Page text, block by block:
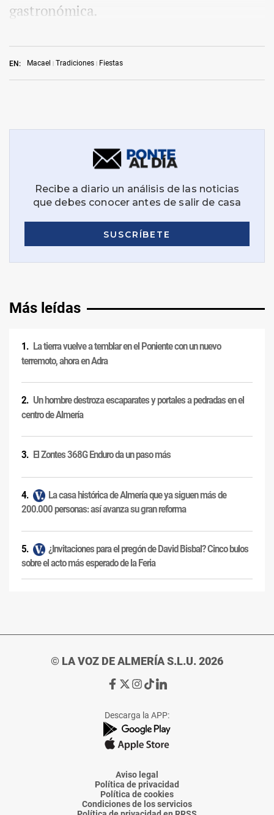
EN: Macael Tradiciones Fiestas
gastronómica.
Más leídas
La tierra vuelve a temblar en el Poniente con un nuevo
terremoto, ahora en Adra
Un hombre destroza escaparates y portales a pedradas en el
centro de Almería
El Zontes 368G Enduro da un paso más
La casa histórica de Almería que ya siguen más de
200.000 personas: así avanza su gran reforma
¿Invitaciones para el pregón de David Bisbal? Cinco bulos
sobre el acto más esperado de la Feria
© LA VOZ DE ALMERÍA S.L.U. 2026
Ir
de
La
Voz
Almería
Ir
de
La
Voz
Almería
Ir
de
La
Voz
Almería
Ir
de
La
Voz
Almería
Ir
de
La
Voz
Descarga la APP:
Aviso legal
Política de privacidad
Política de cookies
Condiciones de los servicios